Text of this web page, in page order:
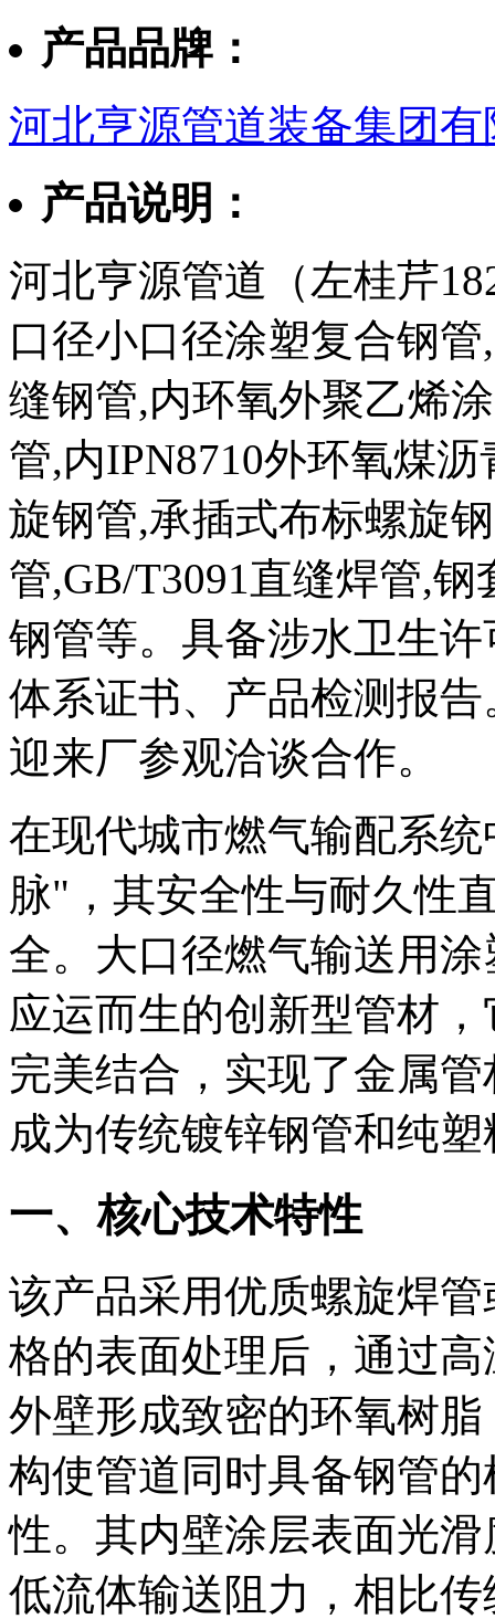
产品品牌：
河北亨源管道装备集团有
产品说明：
河北亨源管道（左桂芹
口径小口径涂塑复合钢
缝钢管,内环氧外聚乙烯
管,内IPN8710外环氧煤
旋钢管,承插式布标螺旋
管,GB/T3091直缝焊管,
钢管等。具备涉水卫生
体系证书、产品检测报
迎来厂参观洽谈合作。
在现代城市燃气输配系
脉"，其安全性与耐久性
全。大口径燃气输送用
应运而生的创新型管材
完美结合，实现了金属
成为传统镀锌钢管和纯
一、核心技术特性
该产品采用优质螺旋焊
格的表面处理后，通过
外壁形成致密的环氧树
构使管道同时具备钢管
性。其内壁涂层表面光滑
低流体输送阻力，相比